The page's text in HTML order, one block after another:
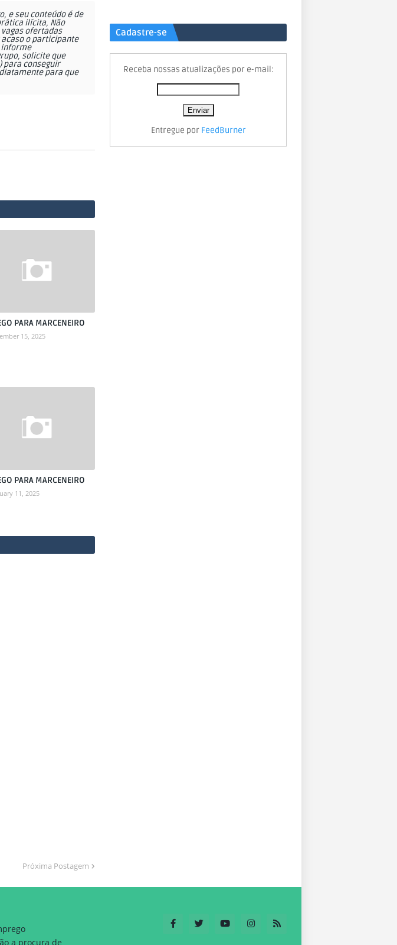
e seu conteúdo é de
ilícita, Não
ofertadas
acaso o participante
informe
solicite que
para conseguir
para que
PARA MARCENEIRO
15, 2025
PARA MARCENEIRO
11, 2025
Próxima Postagem
Cadastre-se
Receba nossas atualizações por e-mail:
Entregue por FeedBurner
a procura de